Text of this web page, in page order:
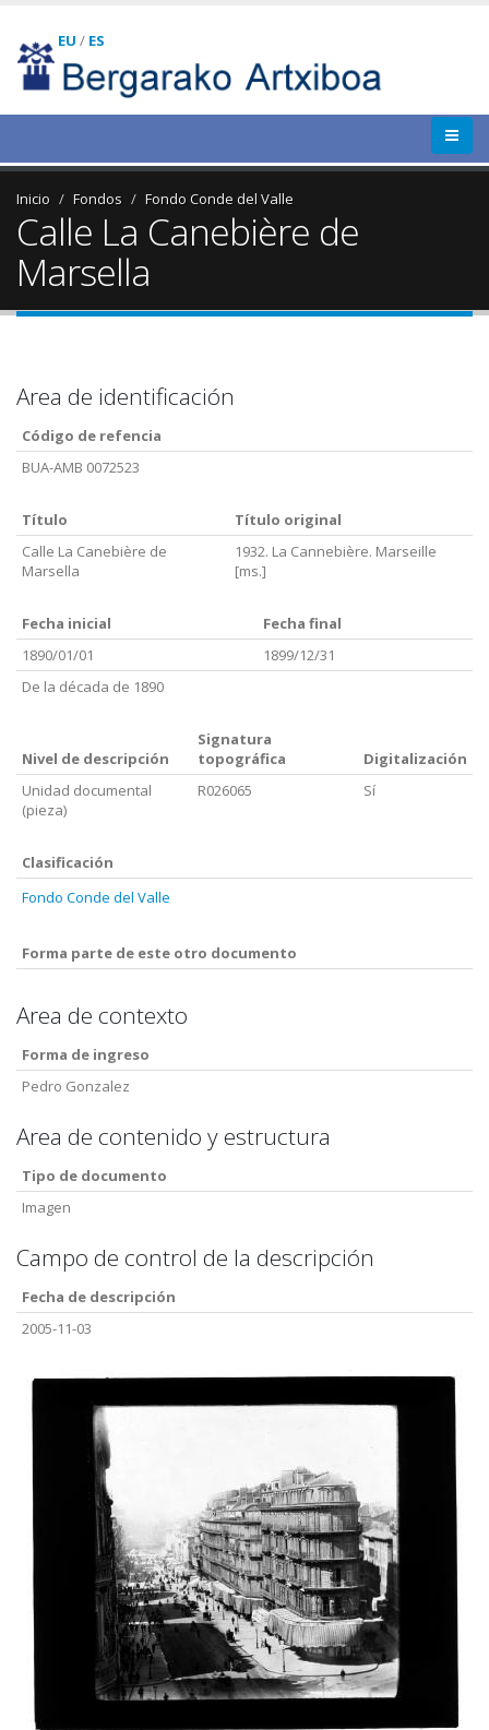
EU / ES
Inicio Fondos Fondo Conde del Valle
Calle La Canebière de
Marsella
Area de identificación
Código de refencia
BUA-AMB 0072523
Título
Título original
Calle La Canebière de
Marsella
1932. La Cannebière. Marseille
[ms.]
Fecha inicial
Fecha final
1890/01/01
1899/12/31
De la década de 1890
Nivel de descripción
Signatura
topográfica
Digitalización
Unidad documental
(pieza)
R026065 Sí
Clasificación
Fondo Conde del Valle
Forma parte de este otro documento
Area de contexto
Forma de ingreso
Pedro Gonzalez
Area de contenido y estructura
Tipo de documento
Imagen
Campo de control de la descripción
Fecha de descripción
2005-11-03